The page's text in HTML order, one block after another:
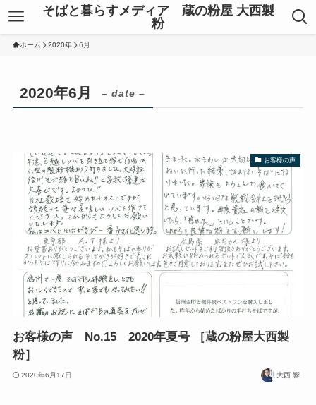
そばと暮らすメディア 蔵の粉屋 大西製
粉
ホーム 2020年 6月
2020年6月 – date –
お客様の声
お客様の声 No.15 2020年夏号 ［蔵の粉屋大西製
粉］
2020年6月17日 大西 響